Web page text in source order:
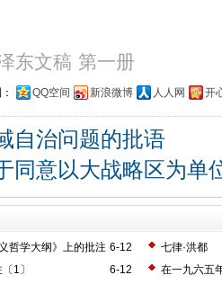
东文稿 第一册
QQ空间 新浪微博 人人网 开
自治问题的批语
同意以大战略区为单
6-12
哲学大纲》上的批注
七律·洪都
6-12
1〕
在一九六五